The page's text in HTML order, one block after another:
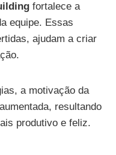
fortalece a
equipe. Essas
ajudam a criar
a motivação da
resultando
produtivo e feliz.